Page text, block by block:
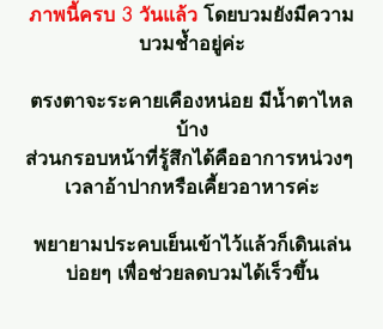
ภาพนี้ครบ 3 วันแล้ว โดยบวมยังมีความ
บวมช้ำอยู่ค่ะ
ตรงตาจะระคายเคืองหน่อย มีน้ำตาไหล
บ้าง
ส่วนกรอบหน้าที่รู้สึกได้คืออาการหน่วงๆ
เวลาอ้าปากหรือเคี้ยวอาหารค่ะ
พยายามประคบเย็นเข้าไว้แล้วก็เดินเล่น
บ่อยๆ เพื่อช่วยลดบวมได้เร็วขึ้น